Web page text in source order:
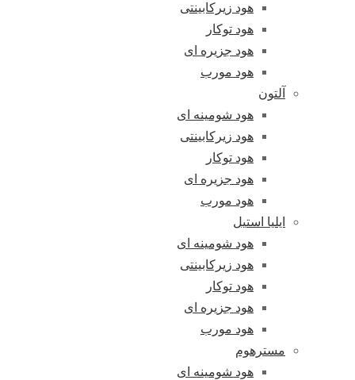
هود زیرکابینتی
هود توکار
هود جزیره ای
هود مورب
آلتون
هود شومینه ای
هود زیرکابینتی
هود توکار
هود جزیره ای
هود مورب
ایلیا استیل
هود شومینه ای
هود زیرکابینتی
هود توکار
هود جزیره ای
هود مورب
مسترهوم
هود شومینه ای